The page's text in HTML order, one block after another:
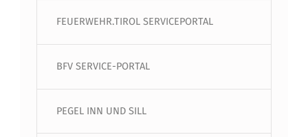
FEUERWEHR.TIROL SERVICEPORTAL
BFV SERVICE-PORTAL
PEGEL INN UND SILL